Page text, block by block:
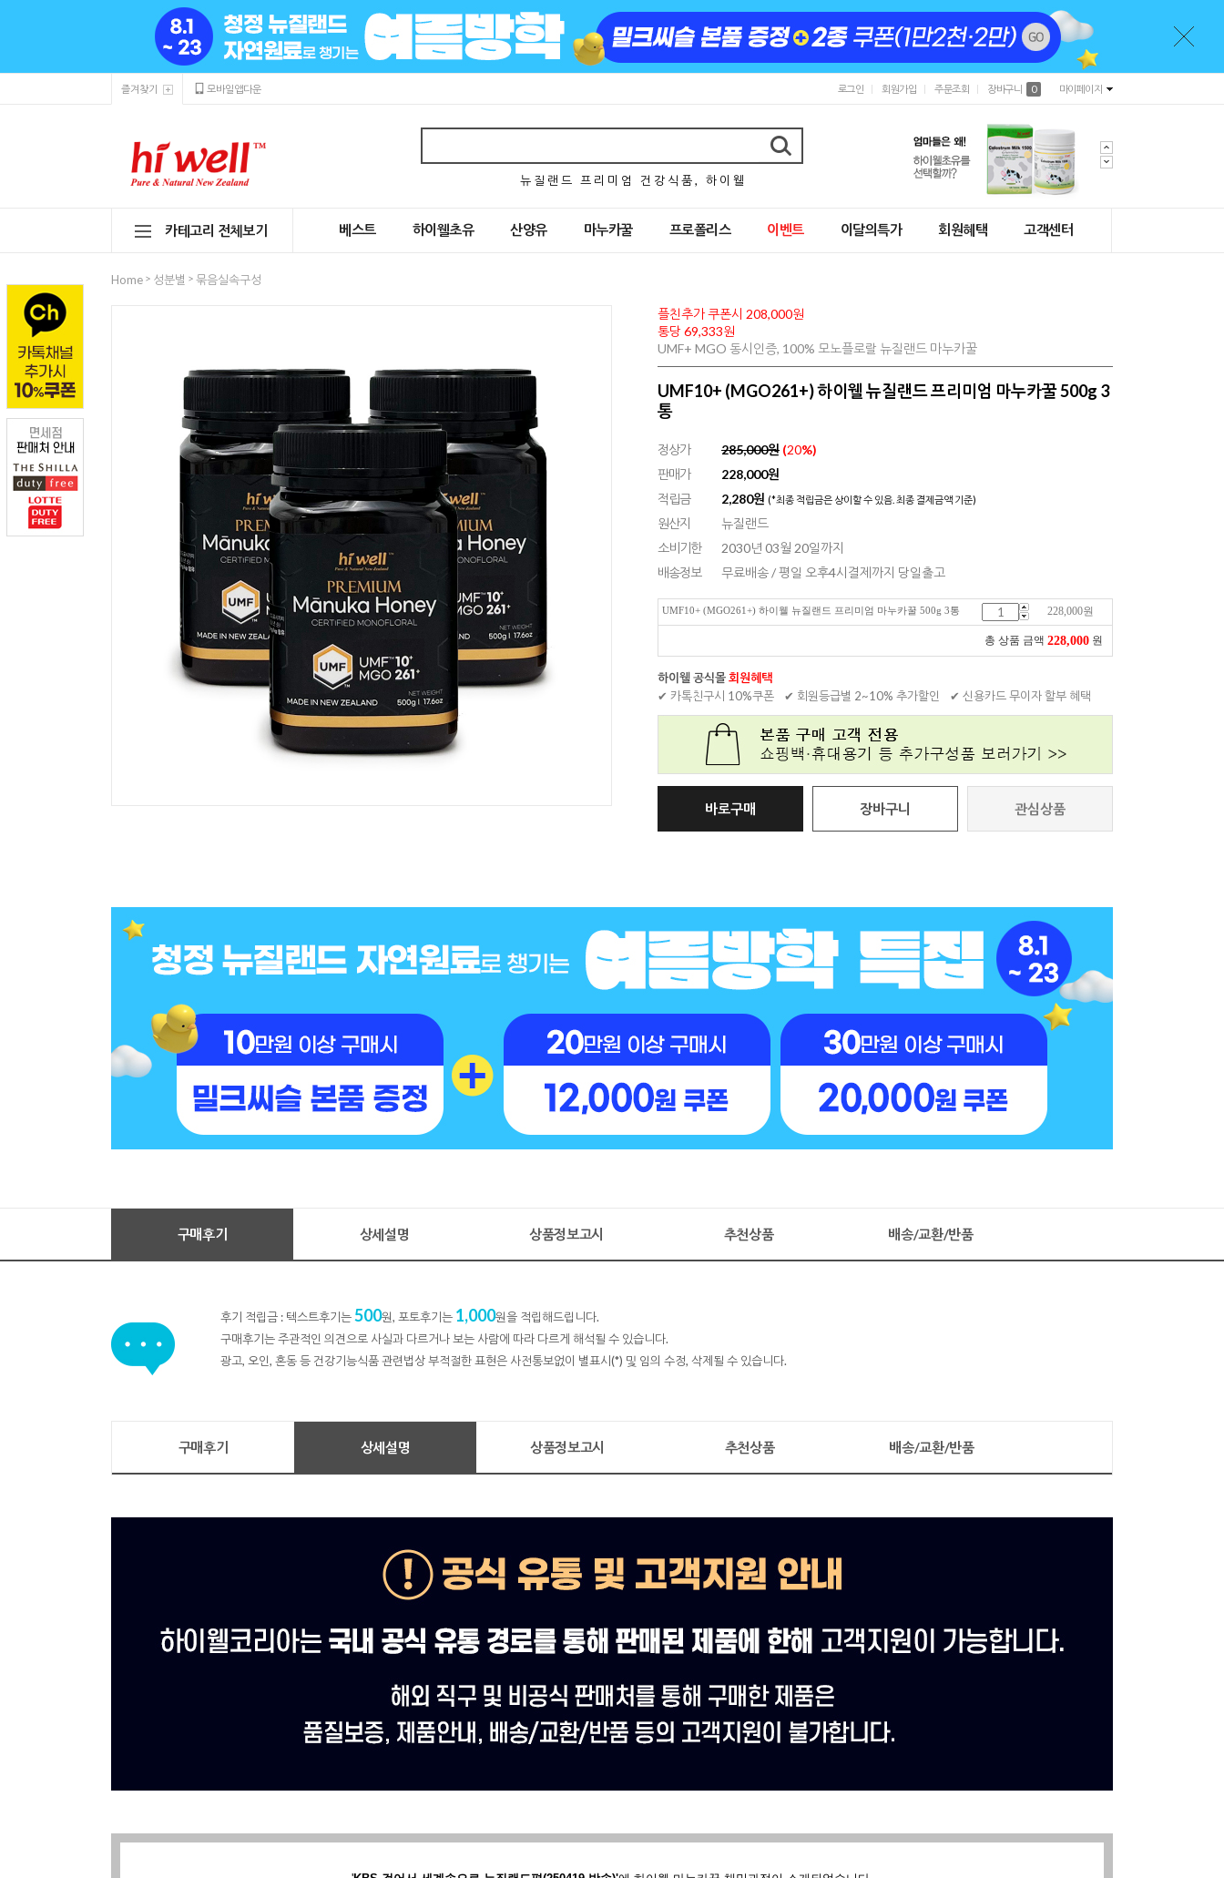
즐겨찾기 모바일앱다운 로그인 회원가입 주문조회 장바구니 0 마이페이지
뉴 질 랜 드 프 리 미 엄 건 강 식 품 , 하 이 웰
카테고리 전체보기 베스트 하이웰초유 산양유 마누카꿀 프로폴리스 이벤트 이달의특가 회원혜택 고객센터
Home > 성분별 > 묶음실속구성
플친추가 쿠폰시 208,000원
통당 69,333원
UMF+ MGO 동시인증, 100% 모노플로랄 뉴질랜드 마누카꿀
UMF10+ (MGO261+) 하이웰 뉴질랜드 프리미엄 마누카꿀 500g 3
통
정상가 285,000원 (20%)
판매가
228,000원
적립금
2,280원 (*최종 적립금은 상이할 수 있음. 최종 결제금액 기준)
원산지
뉴질랜드
소비기한
2030년 03월 20일까지
배송정보
무료배송 / 평일 오후4시결제까지 당일출고
UMF10+ (MGO261+) 하이웰 뉴질랜드 프리미엄 마누카꿀 500g 3통 228,000원
총 상품 금액 228,000 원
하이웰 공식몰회원혜택
✔ 카톡친구시 10%쿠폰
✔ 회원등급별 2~10% 추가할인 ✔ 신용카드 무이자 할부 혜택
바로구매 장바구니 관심상품
구매후기 상세설명 상품정보고시 추천상품 배송/교환/반품
후기 적립금 : 텍스트후기는500원, 포토후기는 1,000원을 적립해드립니다.
구매후기는 주관적인 의견으로 사실과 다르거나 보는 사람에 따라 다르게 해석될 수 있습니다.
광고, 오인, 혼동 등 건강기능식품 관련법상 부적절한 표현은 사전통보없이 별표시(*) 및 임의 수정, 삭제될 수 있습니다.
구매후기 상세설명 상품정보고시 추천상품 배송/교환/반품